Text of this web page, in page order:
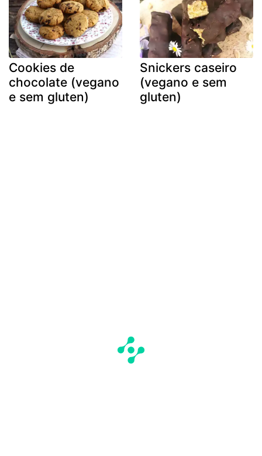
Cookies de
chocolate (vegano
e sem gluten)
Snickers caseiro
(vegano e sem
gluten)